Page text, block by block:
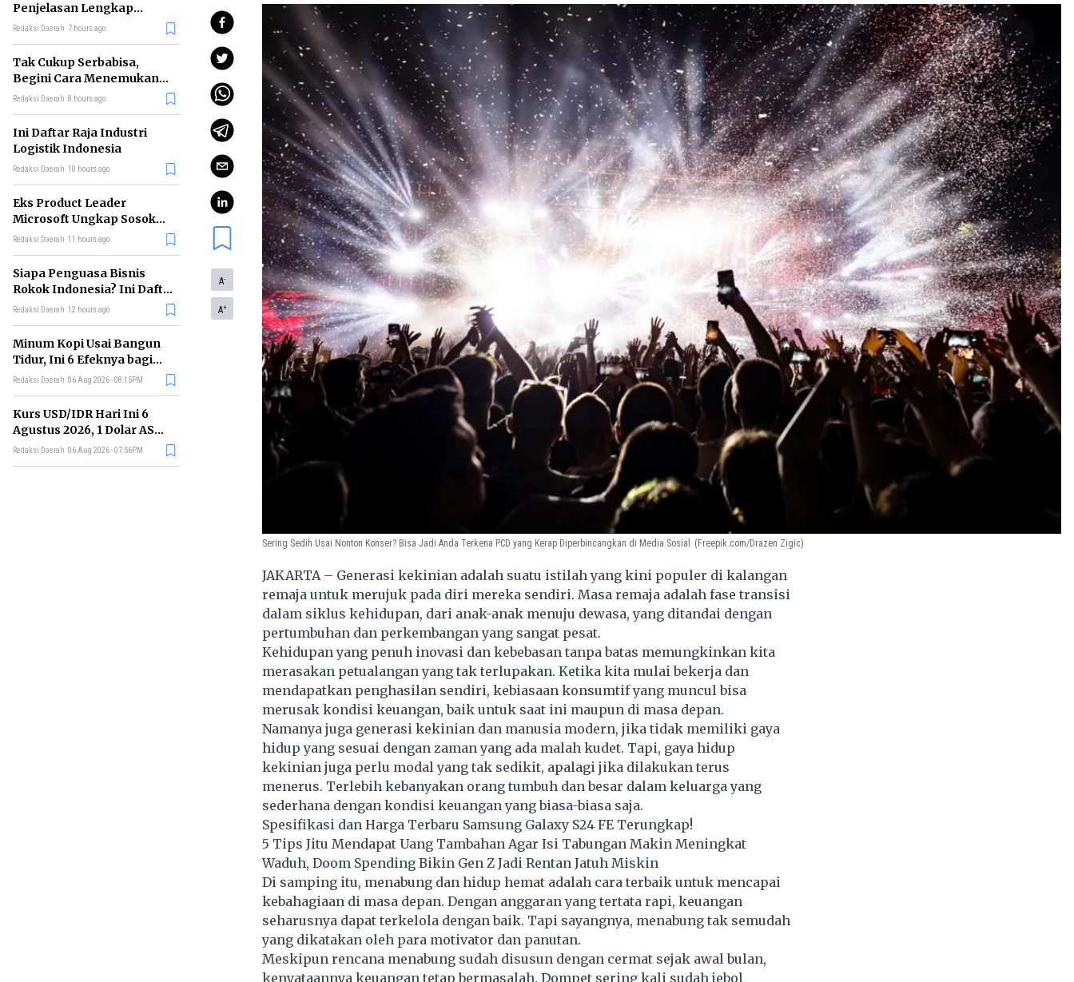
Penjelasan Lengkap
tentang Konsep Kabinet
Redaksi Daerah 7 hours ago
Tak Cukup Serbabisa,
Begini Cara Menemukan
'Spike' agar CV Dilirik HR
Redaksi Daerah 8 hours ago
Ini Daftar Raja Industri
Logistik Indonesia
Redaksi Daerah 10 hours ago
Eks Product Leader
Microsoft Ungkap Sosok
yang Paling Cocok
Redaksi Daerah 11 hours ago
Siapa Penguasa Bisnis
Rokok Indonesia? Ini Daftar
Perusahaan Terbesarnya
Redaksi Daerah 12 hours ago
Minum Kopi Usai Bangun
Tidur, Ini 6 Efeknya bagi
Kesehatan Tubuh
Redaksi Daerah 06 Aug 2026 - 08:15PM
Kurs USD/IDR Hari Ini 6
Agustus 2026, 1 Dolar AS
Kini Berapa Rupiah?
Redaksi Daerah 06 Aug 2026 - 07:56PM
A-
A+
Sering Sedih Usai Nonton Konser? Bisa Jadi Anda Terkena PCD yang Kerap Diperbincangkan di Media Sosial (Freepik.com/Drazen Zigic)
JAKARTA – Generasi kekinian adalah suatu istilah yang kini populer di kalangan
remaja untuk merujuk pada diri mereka sendiri. Masa remaja adalah fase transisi
dalam siklus kehidupan, dari anak-anak menuju dewasa, yang ditandai dengan
pertumbuhan dan perkembangan yang sangat pesat.
Kehidupan yang penuh inovasi dan kebebasan tanpa batas memungkinkan kita
merasakan petualangan yang tak terlupakan. Ketika kita mulai bekerja dan
mendapatkan penghasilan sendiri, kebiasaan konsumtifyang muncul bisa
merusak kondisi keuangan, baik untuk saat ini maupun di masa depan.
Namanya juga generasi kekinian dan manusia modern, jika tidak memiliki gaya
hidup yang sesuai dengan zaman yang ada malah kudet. Tapi, gaya hidup
kekinian juga perlu modal yang tak sedikit, apalagi jika dilakukan terus
menerus. Terlebih kebanyakan orang tumbuh dan besar dalam keluarga yang
sederhana dengan kondisi keuangan yang biasa-biasa saja.
Spesifikasi dan Harga Terbaru Samsung Galaxy S24 FE Terungkap!
5 Tips Jitu Mendapat Uang Tambahan Agar Isi Tabungan Makin Meningkat
Waduh, Doom Spending Bikin Gen Z Jadi Rentan Jatuh Miskin
Di samping itu, menabung dan hidup hemat adalah cara terbaik untuk mencapai
kebahagiaan di masa depan. Dengan anggaran yang tertata rapi, keuangan
seharusnya dapat terkelola dengan baik. Tapi sayangnya, menabung tak semudah
yang dikatakan oleh para motivator dan panutan.
Meskipun rencana menabung sudah disusun dengan cermat sejak awal bulan,
kenyataannya keuangan tetap bermasalah. Dompet sering kali sudah jebol